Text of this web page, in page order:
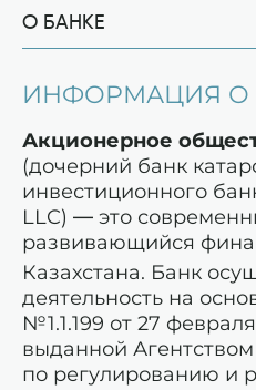
О БАНКЕ
ИНФОРМАЦИЯ О
Акционерное
(дочерний банк
инвестиционного
LLC) — это
развивающийся
Казахстана. Банк
деятельность на
№1.1.199 от 27
выданной
по регулированию и